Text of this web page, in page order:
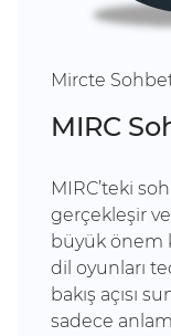
Mircte
MIRC
MIRC’teki
gerçekleşir
büyük önem
dil oyunları
bakış açısı
sadece